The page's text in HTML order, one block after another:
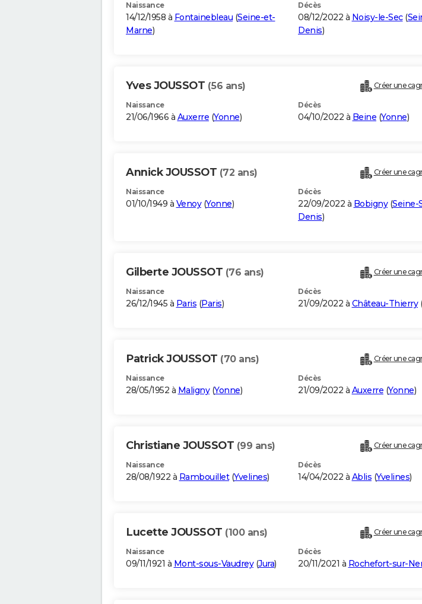
Naissance
14/12/1958 à Fontainebleau (Seine-et-
Marne)
Décès
08/12/2022 à Noisy-le-Sec(
Denis)
Yves JOUSSOT (56 ans) Créer une
Naissance
21/06/1966 à Auxerre (Yonne)
Décès
04/10/2022 à Beine (Yonne)
Annick JOUSSOT (72 ans) Créer une
Naissance
01/10/1949 à Venoy(Yonne)
Décès
22/09/2022 à Bobigny(Seine-
Denis)
Gilberte JOUSSOT (76 ans) Créer une
Naissance
26/12/1945 à Paris (Paris)
Décès
21/09/2022 à Château-Thierry(
Patrick JOUSSOT (70 ans) Créer une
Naissance
28/05/1952 à Maligny(Yonne)
Décès
21/09/2022 à Auxerre (Yonne)
Christiane JOUSSOT (99 ans) Créer une
Naissance
28/08/1922 à Rambouillet(Yvelines)
Décès
14/04/2022 à Ablis (Yvelines)
Lucette JOUSSOT (100 ans) Créer une
Naissance
09/11/1921 à Mont-sous-Vaudrey(Jura)
Décès
20/11/2021 à Rochefort-sur-